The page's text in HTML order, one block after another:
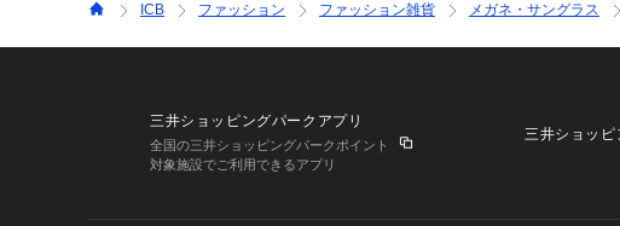
ICB ファッション ファッション雑貨 メガネ・サングラス
三井ショッピングパークアプリ
全国の三井ショッピングパークポイント
対象施設でご利用できるアプリ
三井ショッピ